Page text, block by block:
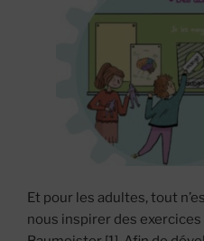
Et pour les adultes, tout
nous inspirer des